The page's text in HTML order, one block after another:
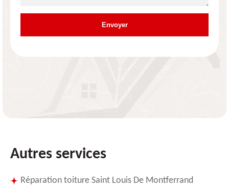
Autres services
Réparation toiture Saint Louis De Montferrand